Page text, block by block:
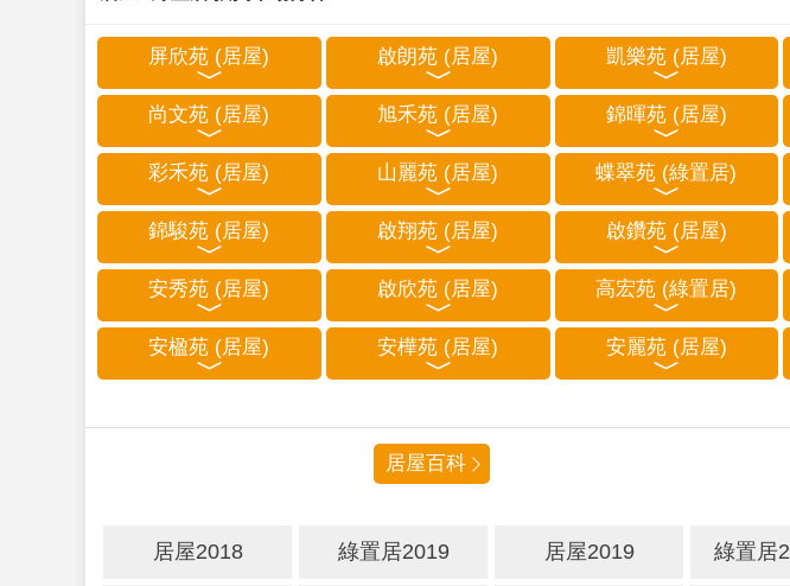
屏欣苑 (居屋) 啟朗苑 (居屋) 凱樂苑 (居屋)
尚文苑 (居屋) 旭禾苑 (居屋) 錦暉苑 (居屋)
彩禾苑 (居屋) 山麗苑 (居屋) 蝶翠苑 (綠置居)
錦駿苑 (居屋) 啟翔苑 (居屋) 啟鑽苑 (居屋)
安秀苑 (居屋) 啟欣苑 (居屋) 高宏苑 (綠置居)
安楹苑 (居屋) 安樺苑 (居屋) 安麗苑 (居屋)
居屋百科
居屋2018 綠置居2019 居屋2019 綠置居